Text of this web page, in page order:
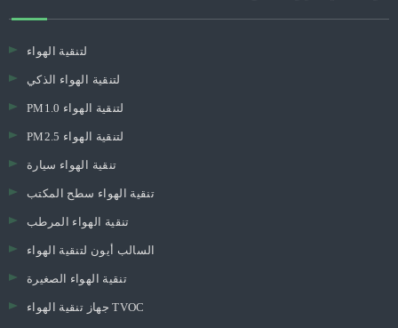
لتنقية الهواء
لتنقية الهواء الذكي
PM1.0 لتنقية الهواء
PM2.5 لتنقية الهواء
تنقية الهواء سيارة
تنقية الهواء سطح المكتب
تنقية الهواء المرطب
السالب أيون لتنقية الهواء
تنقية الهواء الصغيرة
جهاز تنقية الهواء TVOC